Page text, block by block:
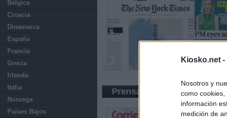
Kiosko.net -
Nosotros y
como
información
medición de
Bélgica
Croacia
Dinamarca
España
Francia
Grecia
Irlanda
Italia
Noruega
Países Bajos
Prensa Deportiva